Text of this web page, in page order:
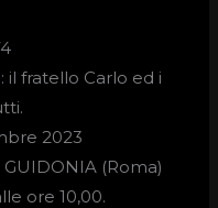
il fratello Carlo ed i
2023
(Roma)
ore 10,00.